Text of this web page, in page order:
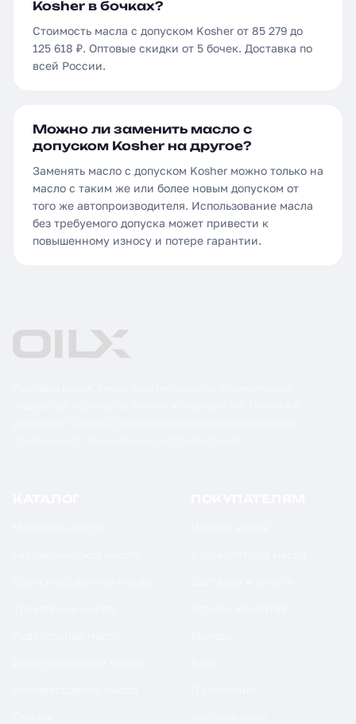
Kosher в бочках?
Стоимость масла с допуском Kosher от 85 279 до
125 618 ₽. Оптовые скидки от 5 бочек. Доставка по
всей России.
Можно ли заменить масло с
допуском Kosher на другое?
Заменять масло с допуском Kosher можно только на
масло с таким же или более новым допуском от
того же автопроизводителя. Использование масла
без требуемого допуска может привести к
повышенному износу и потере гарантии.